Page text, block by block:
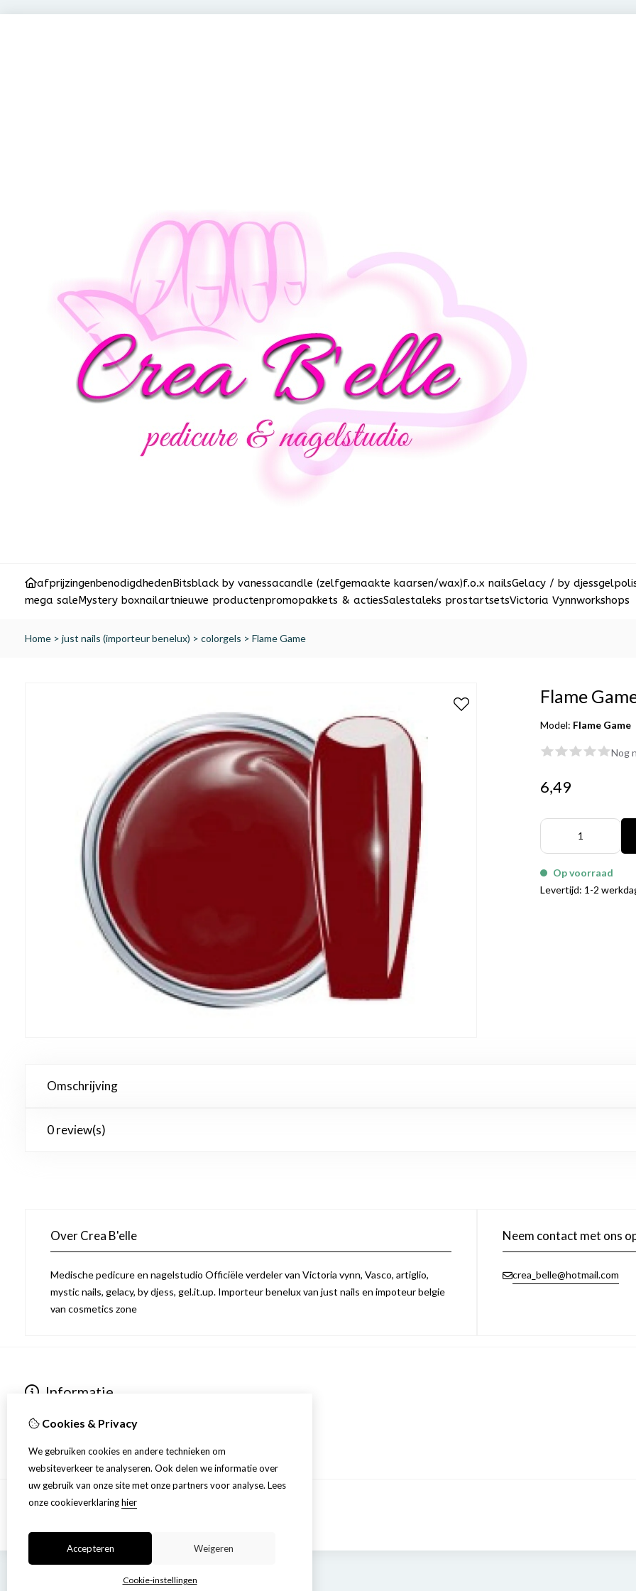
afprijzingenbenodigdhedenBitsblack by vanessacandle (zelfgemaakte kaarsen/wax)f.o.x nailsGelacy / by djess
mega saleMystery boxnailartnieuwe productenpromopakkets & actiesSalestaleks prostartsetsVictoria Vynnworkshops
Home > just nails (importeur benelux) > colorgels > Flame Game
Flame
Model: Flame Game
Nog
6,49
Op voorraad
Levertijd: 1-2
Omschrijving
0 review(s)
Over Crea B'elle
Medische pedicure en nagelstudio Officiële verdeler van Victoria vynn, Vasco, artiglio,
mystic nails, gelacy, by djess, gel.it.up. Importeur benelux van just nails en impoteur belgie
van cosmetics zone
Neem contact met ons
crea_belle@hotmail.com
Informatie
Privacyverklaring
Cookies & Privacy
We gebruiken cookies en andere technieken om
websiteverkeer te analyseren. Ook delen we informatie over
uw gebruik van onze site met onze partners voor analyse. Lees
onze cookieverklaringhier
Accepteren Weigeren
Cookie-instellingen